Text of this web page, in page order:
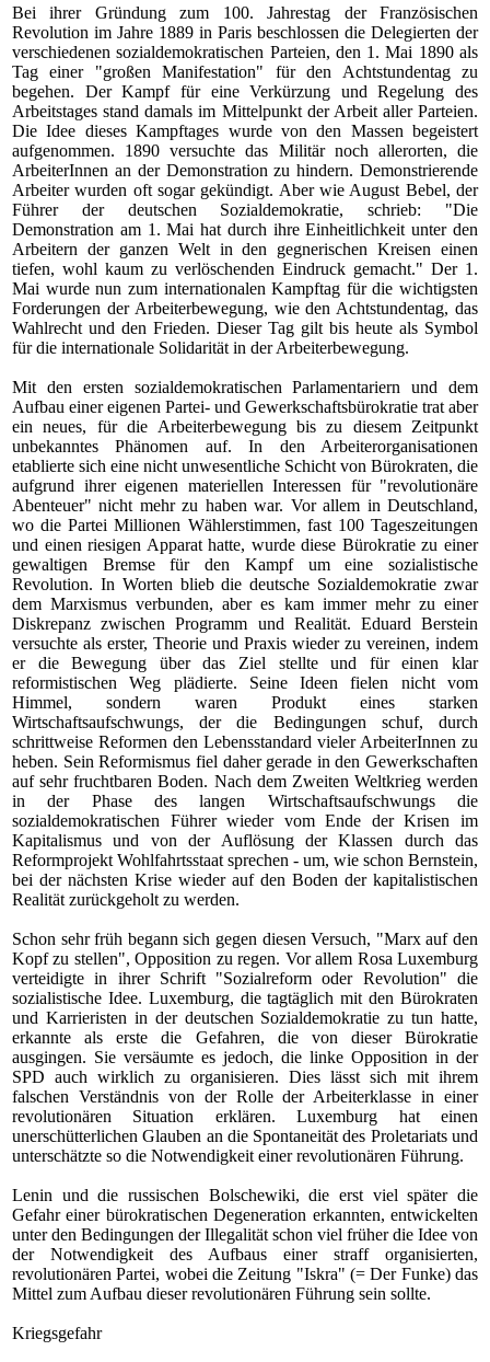
Bei ihrer Gründung zum 100. Jahrestag der Französischen
Revolution im Jahre 1889 in Paris beschlossen die Delegierten der
verschiedenen sozialdemokratischen Parteien, den 1. Mai 1890 als
Tag einer "großen Manifestation" für den Achtstundentag zu
begehen. Der Kampf für eine Verkürzung und Regelung des
Arbeitstages stand damals im Mittelpunkt der Arbeit aller Parteien.
Die Idee dieses Kampftages wurde von den Massen begeistert
aufgenommen. 1890 versuchte das Militär noch allerorten, die
ArbeiterInnen an der Demonstration zu hindern. Demonstrierende
Arbeiter wurden oft sogar gekündigt. Aber wie August Bebel, der
Führer der deutschen Sozialdemokratie, schrieb: "Die
Demonstration am 1. Mai hat durch ihre Einheitlichkeit unter den
Arbeitern der ganzen Welt in den gegnerischen Kreisen einen
tiefen, wohl kaum zu verlöschenden Eindruck gemacht." Der 1.
Mai wurde nun zum internationalen Kampftag für die wichtigsten
Forderungen der Arbeiterbewegung, wie den Achtstundentag, das
Wahlrecht und den Frieden. Dieser Tag gilt bis heute als Symbol
für die internationale Solidarität in der Arbeiterbewegung.
Mit den ersten sozialdemokratischen Parlamentariern und dem
Aufbau einer eigenen Partei- und Gewerkschaftsbürokratie trat aber
ein neues, für die Arbeiterbewegung bis zu diesem Zeitpunkt
unbekanntes Phänomen auf. In den Arbeiterorganisationen
etablierte sich eine nicht unwesentliche Schicht von Bürokraten, die
aufgrund ihrer eigenen materiellen Interessen für "revolutionäre
Abenteuer" nicht mehr zu haben war. Vor allem in Deutschland,
wo die Partei Millionen Wählerstimmen, fast 100 Tageszeitungen
und einen riesigen Apparat hatte, wurde diese Bürokratie zu einer
gewaltigen Bremse für den Kampf um eine sozialistische
Revolution. In Worten blieb die deutsche Sozialdemokratie zwar
dem Marxismus verbunden, aber es kam immer mehr zu einer
Diskrepanz zwischen Programm und Realität. Eduard Berstein
versuchte als erster, Theorie und Praxis wieder zu vereinen, indem
er die Bewegung über das Ziel stellte und für einen klar
reformistischen Weg plädierte. Seine Ideen fielen nicht vom
Himmel, sondern waren Produkt eines starken
Wirtschaftsaufschwungs, der die Bedingungen schuf, durch
schrittweise Reformen den Lebensstandard vieler ArbeiterInnen zu
heben. Sein Reformismus fiel daher gerade in den Gewerkschaften
auf sehr fruchtbaren Boden. Nach dem Zweiten Weltkrieg werden
in der Phase des langen Wirtschaftsaufschwungs die
sozialdemokratischen Führer wieder vom Ende der Krisen im
Kapitalismus und von der Auflösung der Klassen durch das
Reformprojekt Wohlfahrtsstaat sprechen - um, wie schon Bernstein,
bei der nächsten Krise wieder auf den Boden der kapitalistischen
Realität zurückgeholt zu werden.
Schon sehr früh begann sich gegen diesen Versuch, "Marx auf den
Kopf zu stellen", Opposition zu regen. Vor allem Rosa Luxemburg
verteidigte in ihrer Schrift "Sozialreform oder Revolution" die
sozialistische Idee. Luxemburg, die tagtäglich mit den Bürokraten
und Karrieristen in der deutschen Sozialdemokratie zu tun hatte,
erkannte als erste die Gefahren, die von dieser Bürokratie
ausgingen. Sie versäumte es jedoch, die linke Opposition in der
SPD auch wirklich zu organisieren. Dies lässt sich mit ihrem
falschen Verständnis von der Rolle der Arbeiterklasse in einer
revolutionären Situation erklären. Luxemburg hat einen
unerschütterlichen Glauben an die Spontaneität des Proletariats und
unterschätzte so die Notwendigkeit einer revolutionären Führung.
Lenin und die russischen Bolschewiki, die erst viel später die
Gefahr einer bürokratischen Degeneration erkannten, entwickelten
unter den Bedingungen der Illegalität schon viel früher die Idee von
der Notwendigkeit des Aufbaus einer straff organisierten,
revolutionären Partei, wobei die Zeitung "Iskra" (= Der Funke)das
Mittel zum Aufbau dieser revolutionären Führung sein sollte.
Kriegsgefahr